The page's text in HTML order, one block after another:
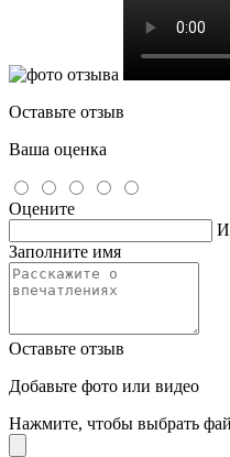
Оставьте отзыв
Ваша оценка
Оцените
Заполните имя
Оставьте отзыв
Добавьте фото или видео
Нажмите, чтобы выбрать